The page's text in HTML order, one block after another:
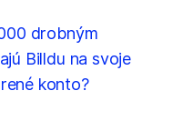
drobným
Billdu na svoje
konto?